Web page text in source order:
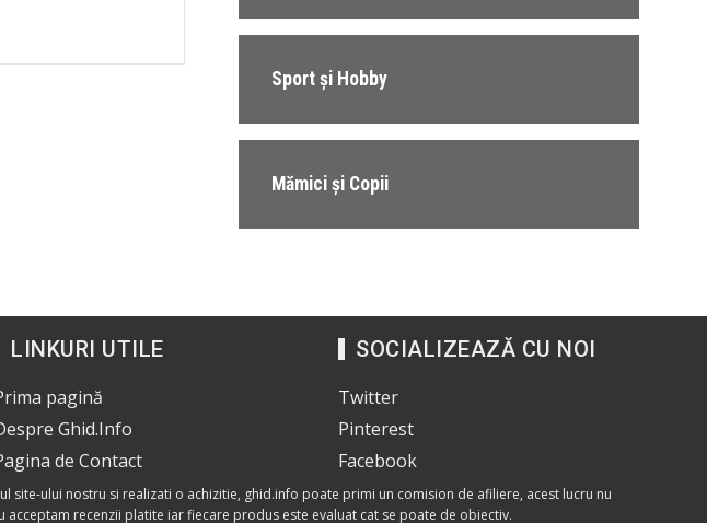
Sport și Hobby
Mămici și Copii
LINKURI UTILE
pagină
Ghid.Info
de Contact
SOCIALIZEAZĂ CU NOI
Twitter
Pinterest
Facebook
ului nostru si realizati o achizitie, ghid.info poate primi un comision de afiliere, acest lucru nu
recenzii platite iar fiecare produs este evaluat cat se poate de obiectiv.